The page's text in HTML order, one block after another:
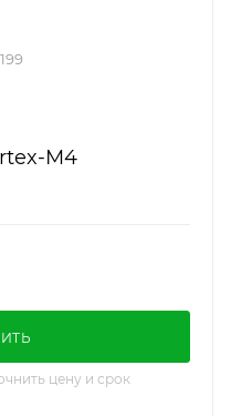
M4
цену и срок